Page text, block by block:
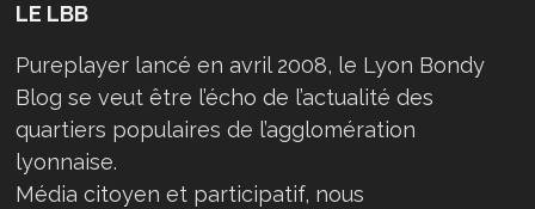
LE LBB
Pureplayer lancé en avril 2008, le Lyon Bondy
Blog se veut être l’écho de l’actualité des
quartiers populaires de l’agglomération
lyonnaise.
Média citoyen et participatif, nous